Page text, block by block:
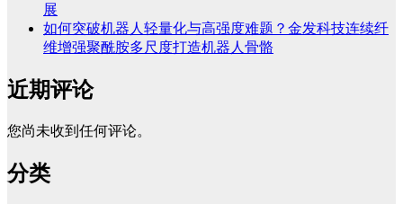
展
如何突破机器人轻量化与高强度难题？金发科技连续纤
维增强聚酰胺多尺度打造机器人骨骼
近期评论
您尚未收到任何评论。
分类